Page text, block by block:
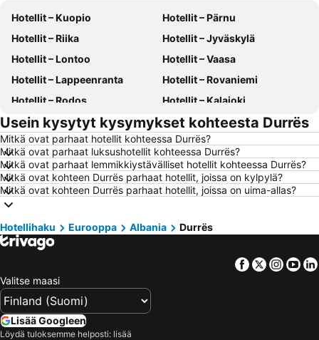
Hotellit – Kuopio
Hotellit – Pärnu
Hotellit – Riika
Hotellit – Jyväskylä
Hotellit – Lontoo
Hotellit – Vaasa
Hotellit – Lappeenranta
Hotellit – Rovaniemi
Hotellit – Rodos
Hotellit – Kalajoki
Hotellit – Alanya
Hotellit – Joensuu
Hotellit – Fuengirola
Hotellit – Kööpenhamina
Hotellit – Savonlinna
Hotellit – Gdańsk
Hotellit – Lahti
Hotellit – Hämeenlinna
Hotellit – Seinäjoki
Hotellit – Kreikka
Hotellit – Aurinkorannikko
Hotellit – Teneriffa
Hotellit – Koh Lanta
Hotellit – Santorini Saari
Hotellit – Espanja
Hotellit – Kos Saari
Usein kysytyt kysymykset kohteesta Durrës
Mitkä ovat parhaat hotellit kohteessa Durrës?
Mitkä ovat parhaat luksushotellit kohteessa Durrës?
Mitkä ovat parhaat lemmikkiystävälliset hotellit kohteessa Durrës?
Mitkä ovat kohteen Durrës parhaat hotellit, joissa on kylpylä?
Mitkä ovat kohteen Durrës parhaat hotellit, joissa on uima-allas?
Hotellihaku Eurooppa Albania Durrës
Facebook
Twitter
Valitse maasi
Lisää Googleen
Löydä tuloksemme helposti: lisää